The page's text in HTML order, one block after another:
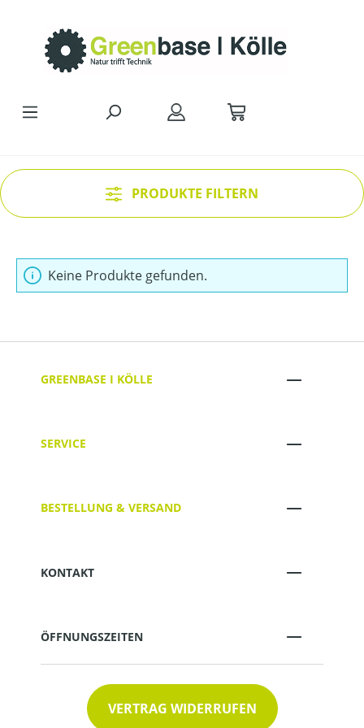
PRODUKTE FILTERN
Keine Produkte gefunden.
GREENBASE I KÖLLE
SERVICE
BESTELLUNG & VERSAND
KONTAKT
ÖFFNUNGSZEITEN
VERTRAG WIDERRUFEN